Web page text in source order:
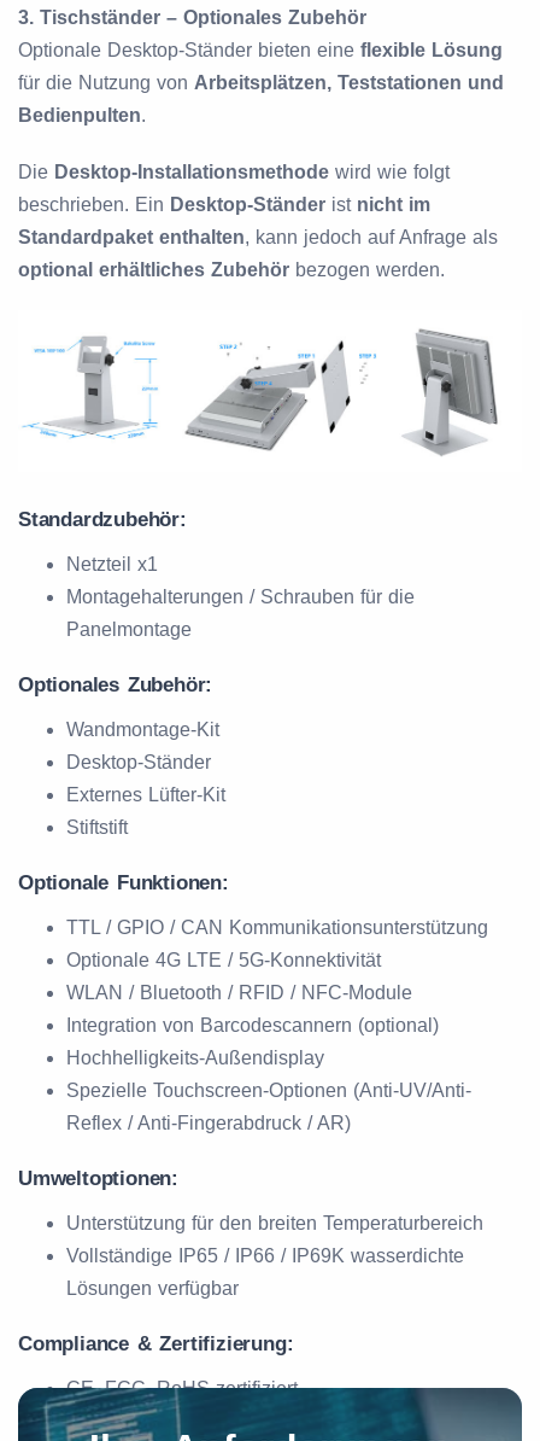
3. Tischständer – Optionales Zubehör
Optionale Desktop-Ständer bieten eine flexible Lösung
für die Nutzung von Arbeitsplätzen, Teststationen und
Bedienpulten.
Die Desktop-Installationsmethode wird wie folgt
beschrieben. Ein Desktop-Ständer ist nicht im
Standardpaket enthalten, kann jedoch auf Anfrage als
optional erhältliches Zubehör bezogen werden.
Standardzubehör:
Netzteil x1
Montagehalterungen / Schrauben für die
Panelmontage
Optionales Zubehör:
Wandmontage-Kit
Desktop-Ständer
Externes Lüfter-Kit
Stiftstift
Optionale Funktionen:
TTL / GPIO / CAN Kommunikationsunterstützung
Optionale 4G LTE / 5G-Konnektivität
WLAN / Bluetooth / RFID / NFC-Module
Integration von Barcodescannern (optional)
Hochhelligkeits-Außendisplay
Spezielle Touchscreen-Optionen (Anti-UV/Anti-
Reflex / Anti-Fingerabdruck / AR)
Umweltoptionen:
Unterstützung für den breiten Temperaturbereich
Vollständige IP65 / IP66 / IP69K wasserdichte
Lösungen verfügbar
Compliance & Zertifizierung:
CE, FCC, RoHS-zertifiziert